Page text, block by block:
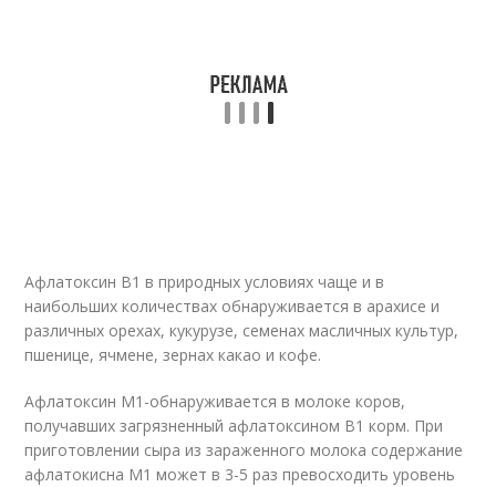
Афлатоксин В1 в природных условиях чаще и в
наибольших количествах обнаруживается в арахисе и
различных орехах, кукурузе, семенах масличных культур,
пшенице, ячмене, зернах какао и кофе.
Афлатоксин М1-обнаруживается в молоке коров,
получавших загрязненный афлатоксином В1 корм. При
приготовлении сыра из зараженного молока содержание
афлатокисна М1 может в 3-5 раз превосходить уровень